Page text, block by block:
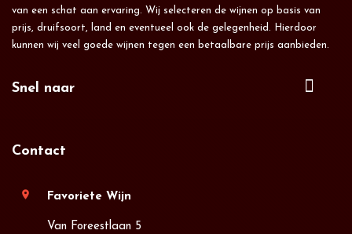
van een schat aan ervaring. Wij selecteren de wijnen op basis van
prijs, druifsoort, land en eventueel ook de gelegenheid. Hierdoor
kunnen wij veel goede wijnen tegen een betaalbare prijs aanbieden.
Snel naar
Contact
location_on Favoriete Wijn
Van Foreestlaan 5